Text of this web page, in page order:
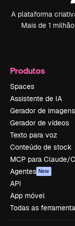
A plataforma
Mais de 1
Produtos
Spaces
Assistente de IA
Gerador de imagens
Gerador de vídeos
Texto para voz
Conteúdo de stock
MCP para Claude/
Agentes New
API
App móvel
Todas as